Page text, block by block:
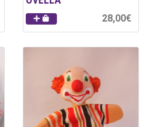
28,00€